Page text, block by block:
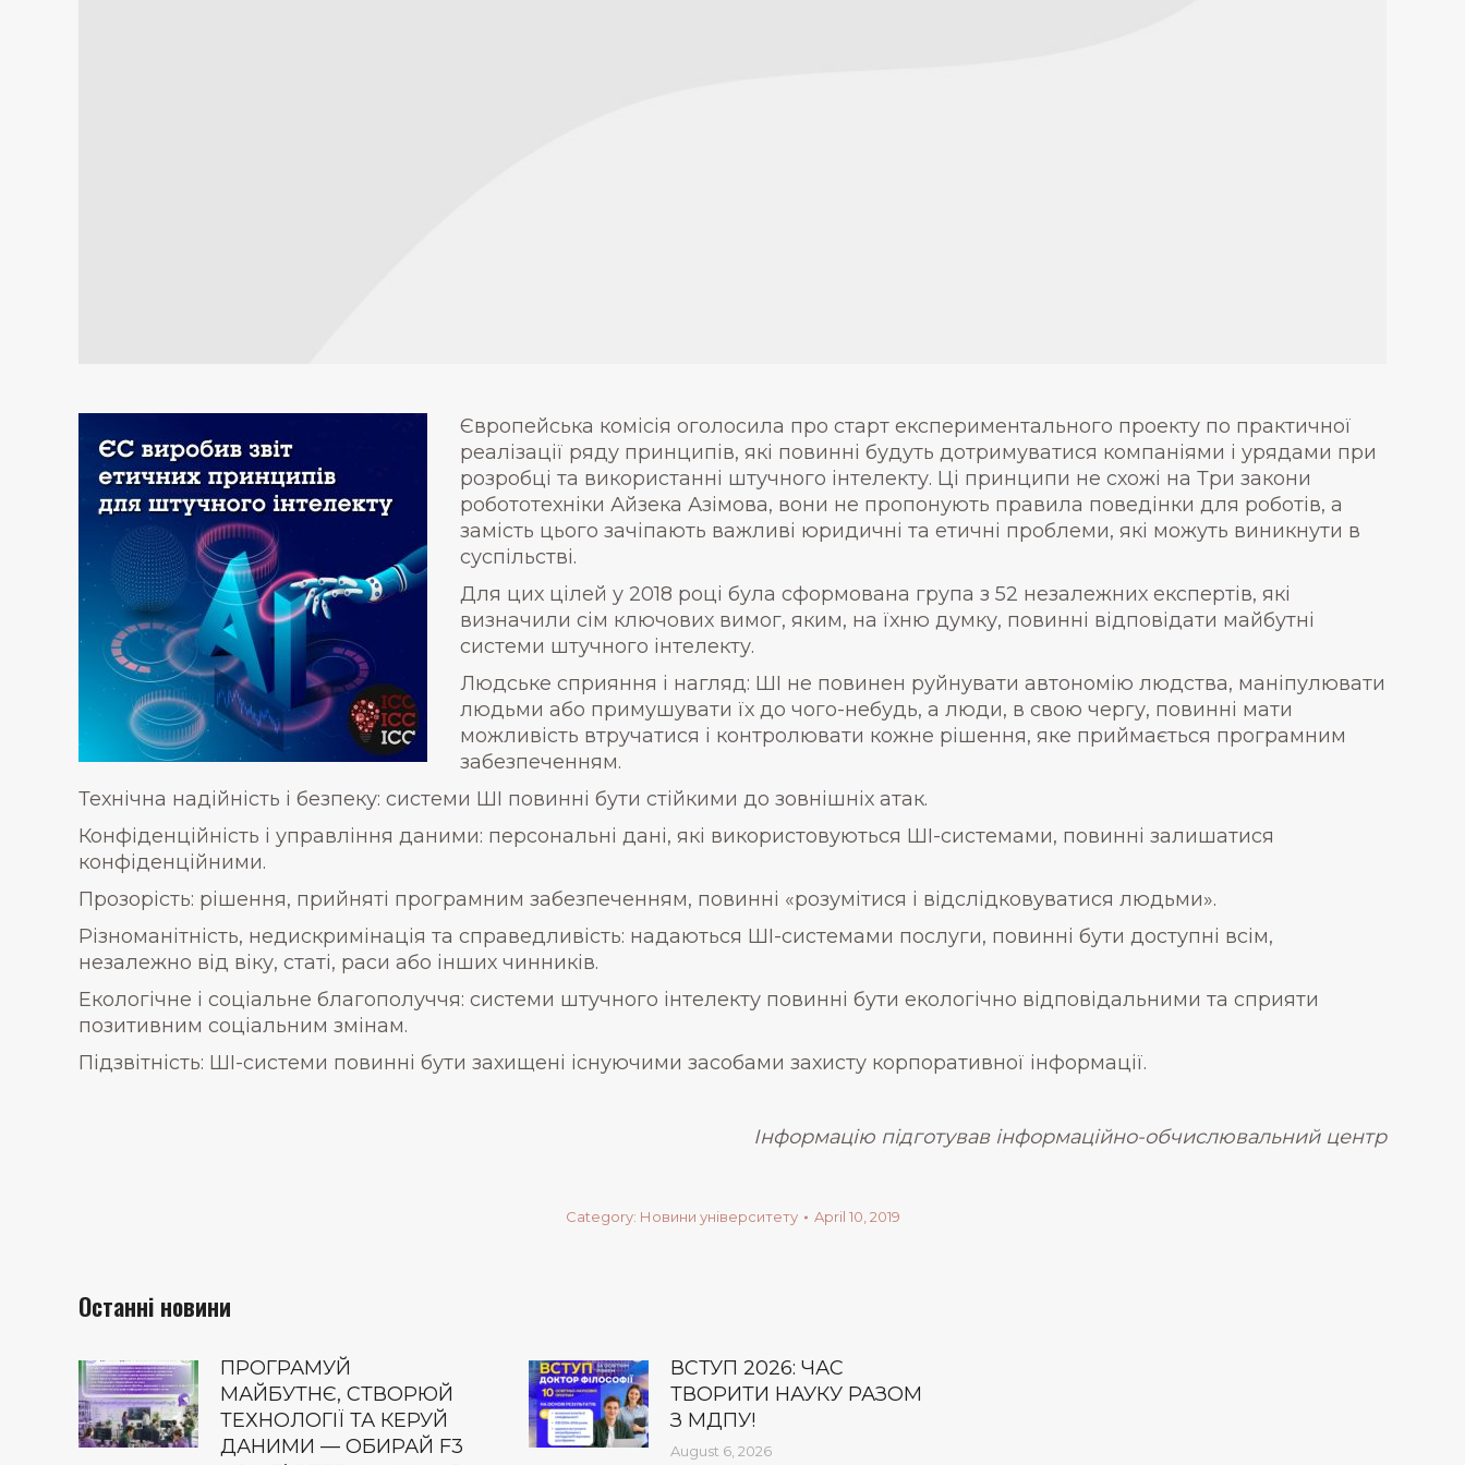
Європейська комісія оголосила про старт експериментального проекту по практичної
реалізації ряду принципів, які повинні будуть дотримуватися компаніями і урядами при
розробці та використанні штучного інтелекту. Ці принципи не схожі на Три закони
робототехніки Айзека Азімова, вони не пропонують правила поведінки для роботів, а
замість цього зачіпають важливі юридичні та етичні проблеми, які можуть виникнути в
суспільстві.
Для цих цілей у 2018 році була сформована група з 52 незалежних експертів, які
визначили сім ключових вимог, яким, на їхню думку, повинні відповідати майбутні
системи штучного інтелекту.
Людське сприяння і нагляд: ШІ не повинен руйнувати автономію людства, маніпулювати
людьми або примушувати їх до чого-небудь, а люди, в свою чергу, повинні мати
можливість втручатися і контролювати кожне рішення, яке приймається програмним
забезпеченням.
Технічна надійність і безпеку: системи ШІ повинні бути стійкими до зовнішніх атак.
Конфіденційність і управління даними: персональні дані, які використовуються ШІ-системами, повинні залишатися
конфіденційними.
Прозорість: рішення, прийняті програмним забезпеченням, повинні «розумітися і відслідковуватися людьми».
Різноманітність, недискримінація та справедливість: надаються ШІ-системами послуги, повинні бути доступні всім,
незалежно від віку, статі, раси або інших чинників.
Екологічне і соціальне благополуччя: системи штучного інтелекту повинні бути екологічно відповідальними та сприяти
позитивним соціальним змінам.
Підзвітність: ШІ-системи повинні бути захищені існуючими засобами захисту корпоративної інформації.
Інформацію підготував інформаційно-обчислювальний центр
Category: Новини університету April 10, 2019
Останні новини
ПРОГРАМУЙ
МАЙБУТНЄ, СТВОРЮЙ
ТЕХНОЛОГІЇ ТА КЕРУЙ
ДАНИМИ — ОБИРАЙ F3
ВСТУП 2026: ЧАС
ТВОРИТИ НАУКУ РАЗОМ
З МДПУ!
August 6, 2026